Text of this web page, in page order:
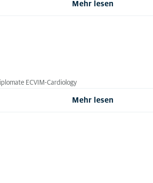
Mehr lesen
ECVIM-Cardiology
Mehr lesen